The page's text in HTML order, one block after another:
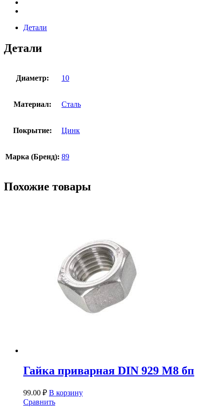
Детали
Детали
Диаметр: 10
Материал: Сталь
Покрытие: Цинк
Марка (Бренд): 89
Похожие товары
Гайка приварная DIN 929 М8 бп
99.00 ₽ В корзину
Сравнить